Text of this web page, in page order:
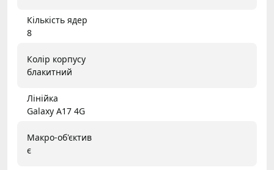
Кількість ядер
8
Колір корпусу
блакитний
Лінійка
Galaxy A17 4G
Макро-об'єктив
є